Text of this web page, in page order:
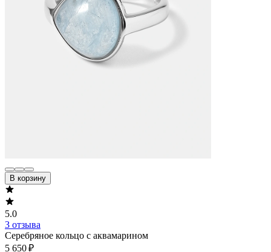
В корзину
5.0
3 отзыва
Серебряное кольцо с аквамарином
5 650 ₽